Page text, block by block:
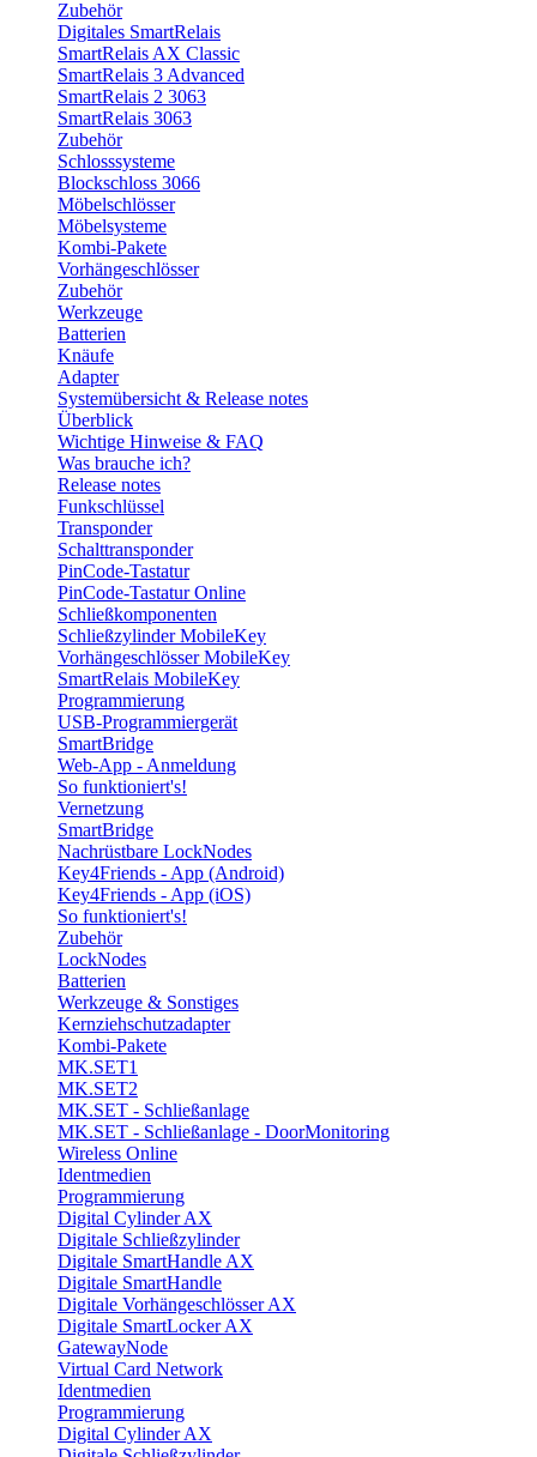
Zubehör
Digitales SmartRelais
SmartRelais AX Classic
SmartRelais 3 Advanced
SmartRelais 2 3063
SmartRelais 3063
Zubehör
Schlosssysteme
Blockschloss 3066
Möbelschlösser
Möbelsysteme
Kombi-Pakete
Vorhängeschlösser
Zubehör
Werkzeuge
Batterien
Knäufe
Adapter
Systemübersicht & Release notes
Überblick
Wichtige Hinweise & FAQ
Was brauche ich?
Release notes
Funkschlüssel
Transponder
Schalttransponder
PinCode-Tastatur
PinCode-Tastatur Online
Schließkomponenten
Schließzylinder MobileKey
Vorhängeschlösser MobileKey
SmartRelais MobileKey
Programmierung
USB-Programmiergerät
SmartBridge
Web-App - Anmeldung
So funktioniert's!
Vernetzung
SmartBridge
Nachrüstbare LockNodes
Key4Friends - App (Android)
Key4Friends - App (iOS)
So funktioniert's!
Zubehör
LockNodes
Batterien
Werkzeuge & Sonstiges
Kernziehschutzadapter
Kombi-Pakete
MK.SET1
MK.SET2
MK.SET - Schließanlage
MK.SET - Schließanlage - DoorMonitoring
Wireless Online
Identmedien
Programmierung
Digital Cylinder AX
Digitale Schließzylinder
Digitale SmartHandle AX
Digitale SmartHandle
Digitale Vorhängeschlösser AX
Digitale SmartLocker AX
GatewayNode
Virtual Card Network
Identmedien
Programmierung
Digital Cylinder AX